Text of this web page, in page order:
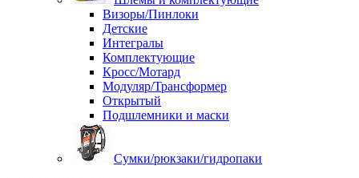
Визоры/Пинлоки
Детские
Интегралы
Комплектующие
Кросс/Мотард
Модуляр/Трансформер
Открытый
Подшлемники и маски
Сумки/рюкзаки/гидропаки